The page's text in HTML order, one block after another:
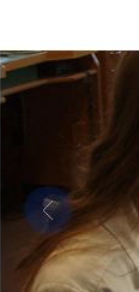
Previous